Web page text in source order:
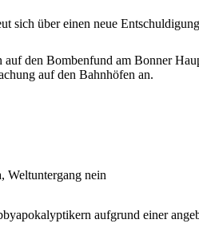
sich über einen neue Entschuldigung
auf den Bombenfund am Bonner
auf den Bahnhöfen an.
Weltuntergang nein
aufgrund einer